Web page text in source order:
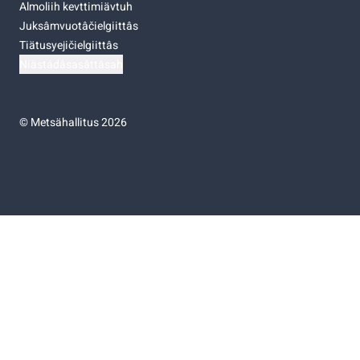
Almoliih kevttimiävtuh
Juksâmvuotâčielgiittâs
Tiätusyejičielgiittâs
©Metsähallitus 2026